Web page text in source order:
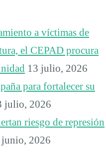
a víctimas de
el CEPAD procura
13 julio, 2026
para fortalecer su
julio, 2026
riesgo de represión
junio, 2026